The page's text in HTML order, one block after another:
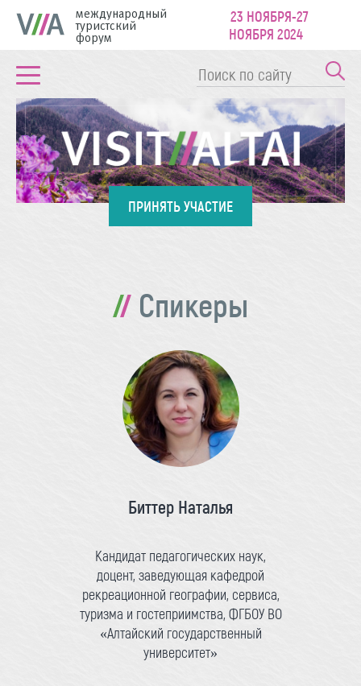
международный
туристский
форум
23 НОЯБРЯ-27
НОЯБРЯ 2024
ПРИНЯТЬ УЧАСТИЕ
Спикеры
Биттер Наталья
Кандидат педагогических наук,
доцент, заведующая кафедрой
рекреационной географии, сервиса,
туризма и гостеприимства, ФГБОУ ВО
«Алтайский государственный
университет»